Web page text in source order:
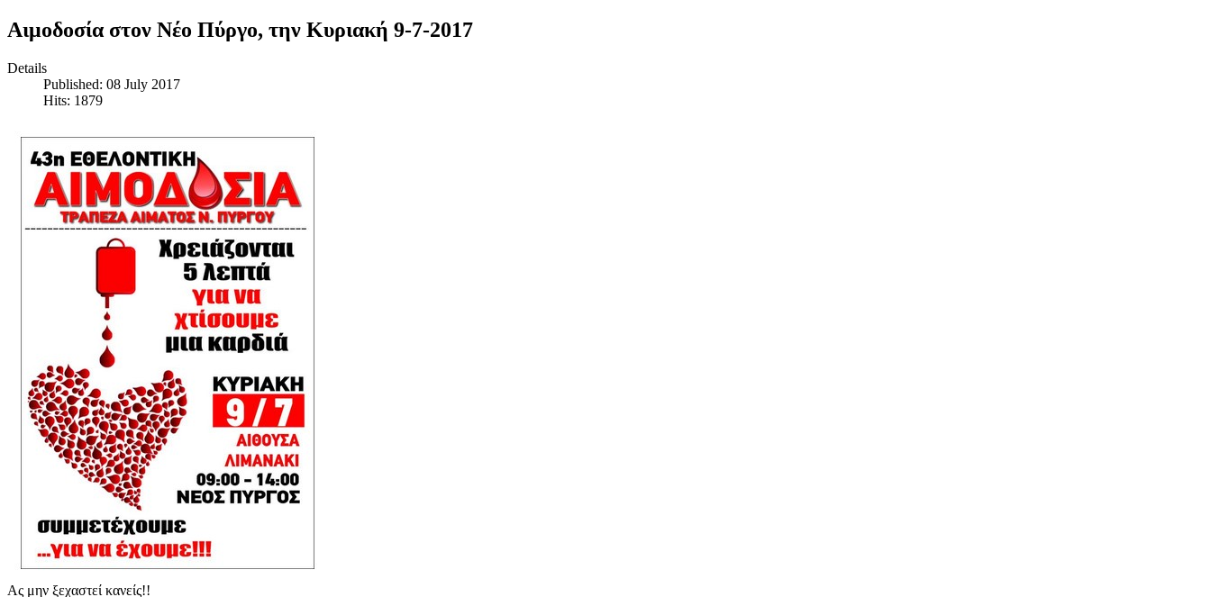
Αιμοδοσία στον Νέο Πύργο, την Κυριακή 9-7-2017
Details
Published: 08 July 2017
Hits: 1879
Ας μην ξεχαστεί κανείς!!